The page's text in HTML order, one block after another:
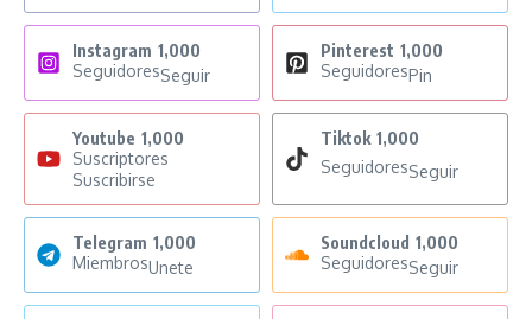
Instagram 1,000
SeguidoresSeguir
Pinterest 1,000
SeguidoresPin
Youtube 1,000
Suscriptores
Suscribirse
Tiktok 1,000
SeguidoresSeguir
Telegram 1,000
MiembrosUnete
Soundcloud 1,000
SeguidoresSeguir